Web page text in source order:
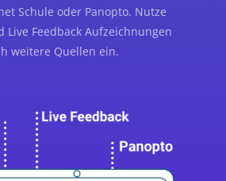
Schule oder Panopto. Nutze
Live Feedback Aufzeichnungen
weitere Quellen ein.